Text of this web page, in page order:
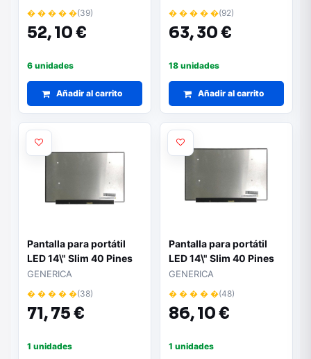
Ancho 315mm Sin
Reborde
� � � � �(39)
52,10 €
6 unidades
Añadir al carrito
� � � � �(92)
63,30 €
18 unidades
Añadir al carrito
Pantalla para portátil
LED 14\" Slim 40 Pines
2240x1400 / Conector
inferior centro
GENERICA
� � � � �(38)
71,75 €
1 unidades
Pantalla para portátil
LED 14\" Slim 40 Pines
2K
GENERICA
� � � � �(48)
86,10 €
1 unidades